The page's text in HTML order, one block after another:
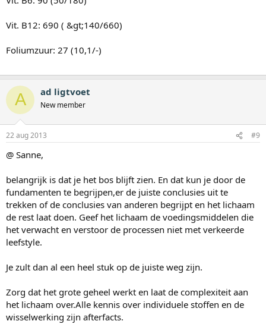
Vit. B12: 690 ( &gt;140/660)
Foliumzuur: 27 (10,1/-)
A ad ligtvoet
New member
22 aug 2013 #9
@ Sanne,
belangrijk is dat je het bos blijft zien. En dat kun je door de
fundamenten te begrijpen,er de juiste conclusies uit te
trekken of de conclusies van anderen begrijpt en het lichaam
de rest laat doen. Geef het lichaam de voedingsmiddelen die
het verwacht en verstoor de processen niet met verkeerde
leefstyle.
Je zult dan al een heel stuk op de juiste weg zijn.
Zorg dat het grote geheel werkt en laat de complexiteit aan
het lichaam over.Alle kennis over individuele stoffen en de
wisselwerking zijn afterfacts.